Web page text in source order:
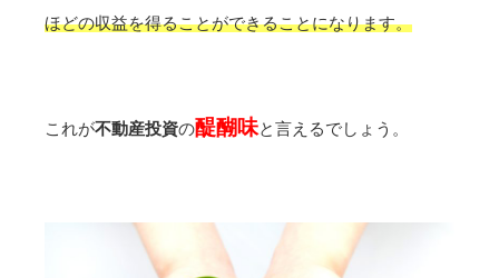
ほどの収益を得ることができることになります。
これが不動産投資の醍醐味と言えるでしょう。